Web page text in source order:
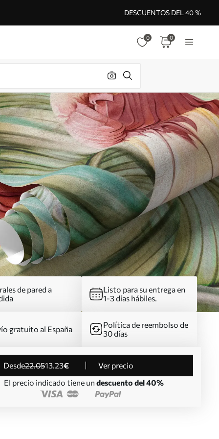
DESCUENTOS DEL 40 %
0 0
de pared a
Listo para su entrega en
1-3 días hábiles.
gratuito al España
Política de reembolso de
30 días
desde22.0513.23€
Ver precio
El precio indicado tiene un descuento del 40%